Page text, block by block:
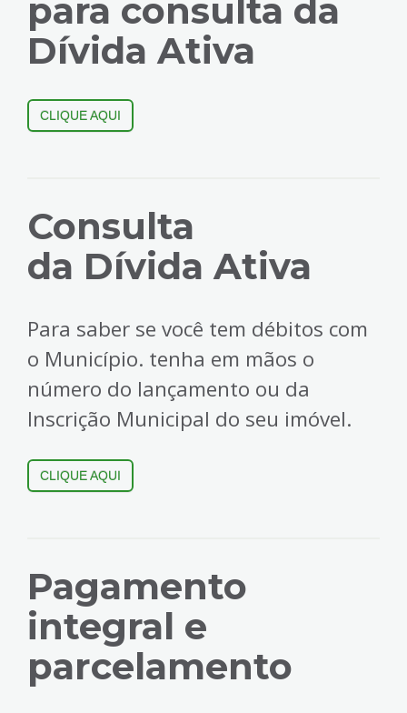
para consulta da
Dívida Ativa
CLIQUE AQUI
Consulta
da Dívida Ativa
Para saber se você tem débitos com
o Município. tenha em mãos o
número do lançamento ou da
Inscrição Municipal do seu imóvel.
CLIQUE AQUI
Pagamento
integral e
parcelamento